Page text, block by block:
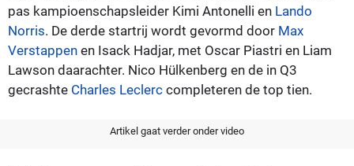
pas kampioenschapsleider Kimi Antonelli en Lando
Norris. De derde startrij wordt gevormd door Max
Verstappen en Isack Hadjar, met Oscar Piastri en Liam
Lawson daarachter. Nico Hülkenberg en de in Q3
gecrashte Charles Leclerc completeren de top tien.
Artikel gaat verder onder video